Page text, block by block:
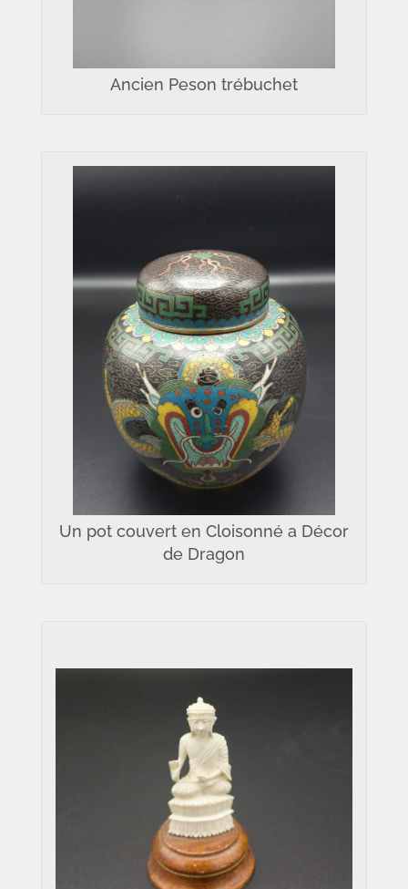
Ancien Peson trébuchet
Un pot couvert en Cloisonné a Décor
de Dragon